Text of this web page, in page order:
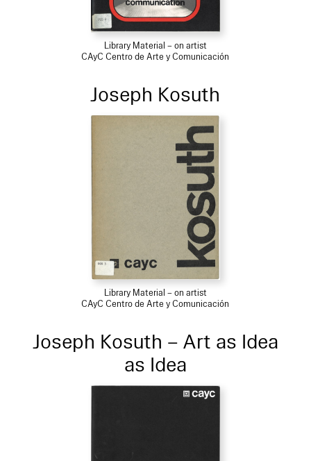
Library Material – on artist
CAyC Centro de Arte y Comunicación
Joseph Kosuth
Library Material – on artist
CAyC Centro de Arte y Comunicación
Joseph Kosuth – Art as Idea
as Idea